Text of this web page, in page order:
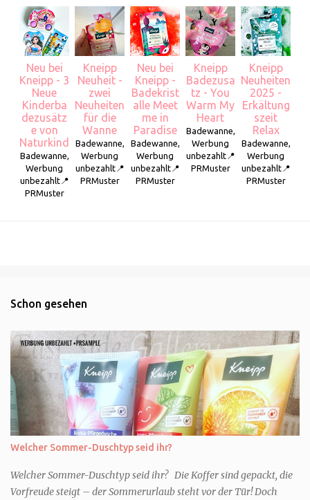
Neu bei
Kneipp - 3
Neue
Kinderba
dezusätz
e von
Naturkind
Badewanne,
Werbung
unbezahlt📍
PRMuster
Kneipp
Neuheit -
zwei
Neuheiten
für die
Wanne
Badewanne,
Werbung
unbezahlt📍
PRMuster
Neu bei
Kneipp -
Badekrist
alle Meet
me in
Paradise
Badewanne,
Werbung
unbezahlt📍
PRMuster
Kneipp
Badezusa
tz - You
Warm My
Heart
Badewanne,
Werbung
unbezahlt📍
PRMuster
Kneipp
Neuheiten
2025 -
Erkältung
szeit
Relax
Badewanne,
Werbung
unbezahlt📍
PRMuster
Schon gesehen
Welcher Sommer-Duschtyp seid ihr?
Welcher Sommer-Duschtyp seid ihr? Die Koffer sind gepackt, die
Vorfreude steigt – der Sommerurlaub steht vor der Tür! Doch